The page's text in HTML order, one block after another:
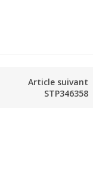
Article suivant
STP346358